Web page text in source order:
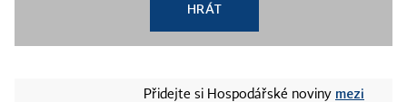
HRÁT
Přidejte si Hospodářské noviny mezi